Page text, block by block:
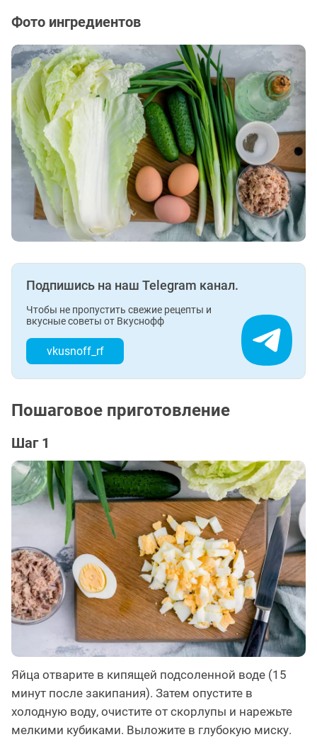
Фото ингредиентов
Подпишись на наш Telegram канал.
Чтобы не пропустить свежие рецепты и
вкусные советы от Вкуснофф
vkusnoff_rf
Пошаговое приготовление
Шаг 1
Яйца отварите в кипящей подсоленной воде (15
минут после закипания). Затем опустите в
холодную воду, очистите от скорлупы и нарежьте
мелкими кубиками. Выложите в глубокую миску.